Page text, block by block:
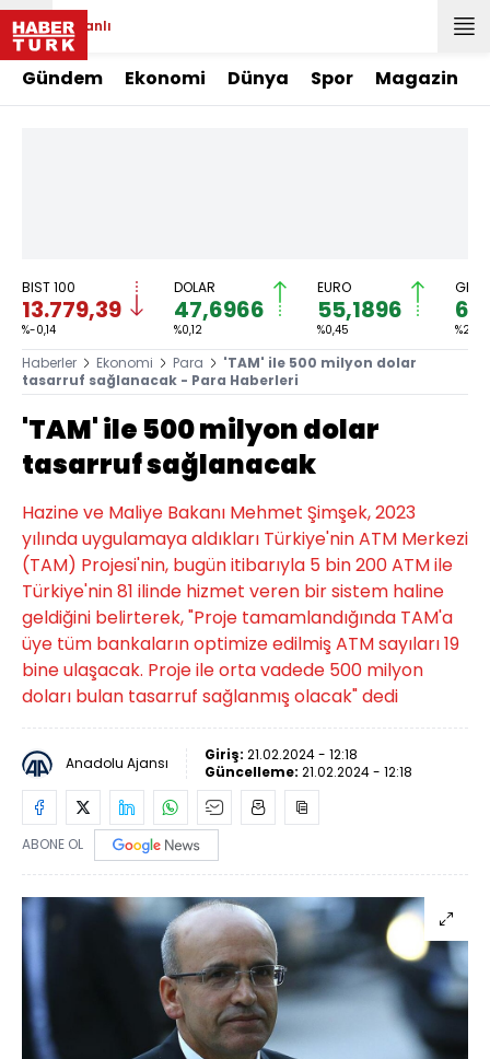
Canlı
Gündem Ekonomi Dünya Spor Magazin
BIST 100
13.779,39
%-0,14
DOLAR
47,6966
%0,12
EURO
55,1896
%0,45 %2,58
Haberler Ekonomi Para
'TAM' ile 500 milyon dolar
tasarruf sağlanacak - Para Haberleri
'TAM' ile 500 milyon dolar
tasarruf sağlanacak
Hazine ve Maliye Bakanı Mehmet Şimşek, 2023
yılında uygulamaya aldıkları Türkiye'nin ATM Merkezi
(TAM) Projesi'nin, bugün itibarıyla 5 bin 200 ATM ile
Türkiye'nin 81 ilinde hizmet veren bir sistem haline
geldiğini belirterek, "Proje tamamlandığında TAM'a
üye tüm bankaların optimize edilmiş ATM sayıları 19
bine ulaşacak. Proje ile orta vadede 500 milyon
doları bulan tasarruf sağlanmış olacak" dedi
Anadolu Ajansı Giriş: 21.02.2024 - 12:18
Güncelleme: 21.02.2024 - 12:18
ABONE OL